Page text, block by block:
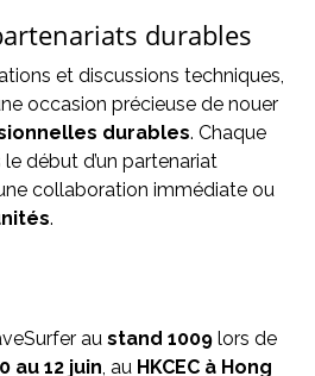
durables
et discussions techniques,
occasion précieuse de nouer
durables. Chaque
début d’un partenariat
collaboration immédiate ou
.
au stand 1009 lors de
au 12 juin, au HKCEC à Hong